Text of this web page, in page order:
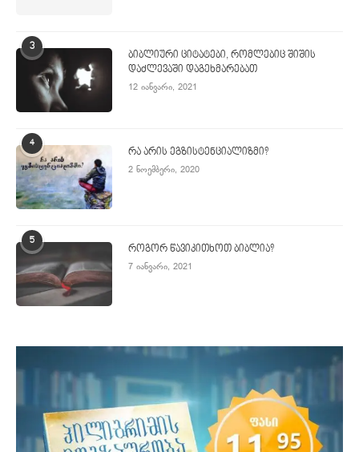
3
ბიბლიური ციტატები, რომლებიც შიშის
დაძლევაში დაგეხმარებათ
12 იანვარი, 2021
4
რა არის ეგზისტენციალიზმი?
2 ნოემბერი, 2020
5
როგორ წავიკითხოთ ბიბლია?
7 იანვარი, 2021